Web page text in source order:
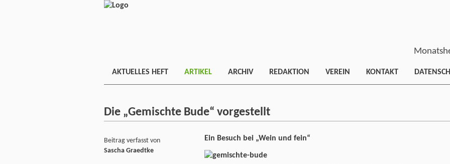
AKTUELLES HEFT ARTIKEL ARCHIV REDAKTION VEREIN KONTAKT
Die „Gemischte Bude“ vorgestellt
Ein Besuch bei „Wein und fein“
Beitrag verfasst von
Sascha Graedtke